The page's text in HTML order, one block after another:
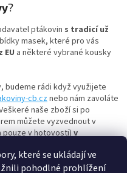
které se ukládají ve
pohodlné prohlížení
?
ptákovin s tradicí už
masek, které pro vás
a některé vybrané kousky
budeme rádi když využijete
cb.cznebo nám zavoláte
naše zboží si po
můžete vyzvednout v
pouze v hotovosti)v